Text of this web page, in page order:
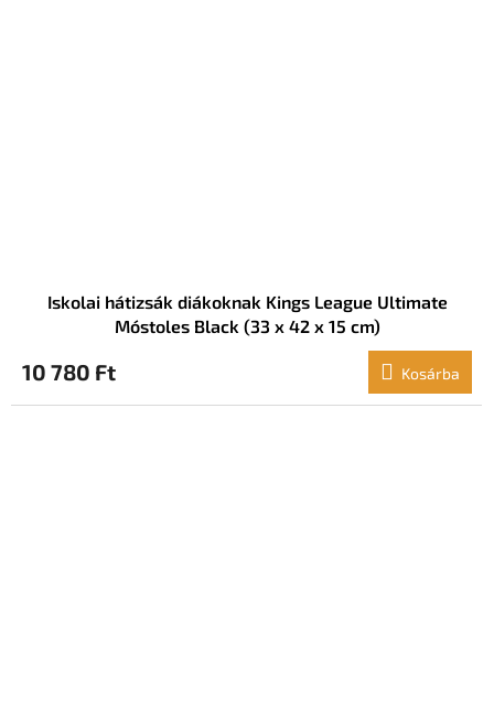
Iskolai hátizsák diákoknak Kings League Ultimate
Móstoles Black (33 x 42 x 15 cm)
10 780 Ft Kosárba